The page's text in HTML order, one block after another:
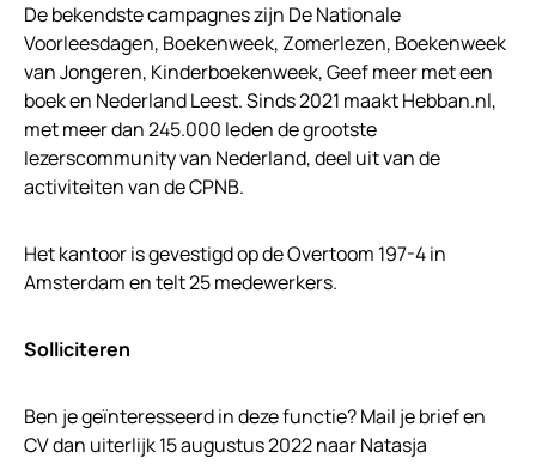
De bekendste campagnes zijn De Nationale
Voorleesdagen, Boekenweek, Zomerlezen, Boekenweek
van Jongeren, Kinderboekenweek, Geef meer met een
boek en Nederland Leest. Sinds 2021 maakt Hebban.nl,
met meer dan 245.000 leden de grootste
lezerscommunity van Nederland, deel uit van de
activiteiten van de CPNB.
Het kantoor is gevestigd op de Overtoom 197-4 in
Amsterdam en telt 25 medewerkers.
Solliciteren
Ben je geïnteresseerd in deze functie? Mail je brief en
CV dan uiterlijk 15 augustus 2022 naar Natasja